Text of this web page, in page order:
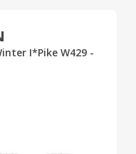
I*Pike W429 -